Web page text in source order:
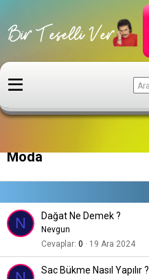
Moda
N Dağat Ne Demek ?
Nevgun
Cevaplar 0 19 Ara 2024
Sac Bükme Nasıl Yapılır ?